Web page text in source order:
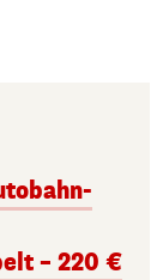
– 220 €